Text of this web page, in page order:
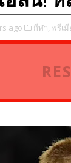
ago กีฬา, พรีเ